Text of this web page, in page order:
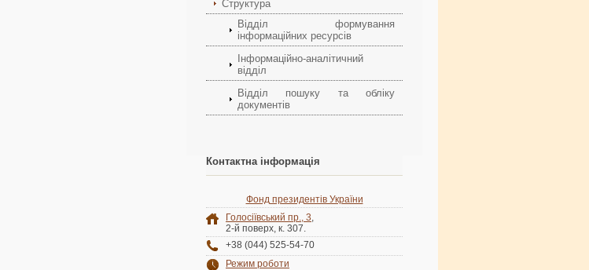
Структура
Відділ формування
інформаційних ресурсів
Інформаційно-аналітичний
відділ
Відділ пошуку та обліку
документів
Контактна інформація
Фонд президентів України
Голосіївський пр., 3,
2-й поверх, к. 307.
+38 (044) 525-54-70
Режим роботи